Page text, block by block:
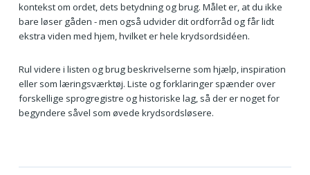
kontekst om ordet, dets betydning og brug. Målet er, at du ikke
bare løser gåden - men også udvider dit ordforråd og får lidt
ekstra viden med hjem, hvilket er hele krydsordsidéen.
Rul videre i listen og brug beskrivelserne som hjælp, inspiration
eller som læringsværktøj. Liste og forklaringer spænder over
forskellige sprogregistre og historiske lag, så der er noget for
begyndere såvel som øvede krydsordsløsere.